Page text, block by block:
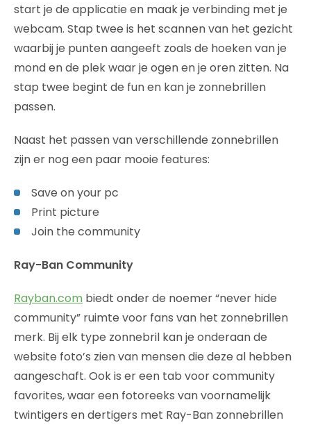
start je de applicatie en maak je verbinding met je
webcam. Stap twee is het scannen van het gezicht
waarbij je punten aangeeft zoals de hoeken van je
mond en de plek waar je ogen en je oren zitten. Na
stap twee begint de fun en kan je zonnebrillen
passen.
Naast het passen van verschillende zonnebrillen
zijn er nog een paar mooie features:
Save on your pc
Print picture
Join the community
Ray-Ban Community
Rayban.com biedt onder de noemer “never hide
community” ruimte voor fans van het zonnebrillen
merk. Bij elk type zonnebril kan je onderaan de
website foto’s zien van mensen die deze al hebben
aangeschaft. Ook is er een tab voor community
favorites, waar een fotoreeks van voornamelijk
twintigers en dertigers met Ray-Ban zonnebrillen